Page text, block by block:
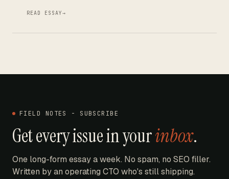
READ ESSAY→
FIELD NOTES - SUBSCRIBE
Get every issue in yourinbox.
One long-form essay a week. No spam, no SEO filler.
Written by an operating CTO who's still shipping.